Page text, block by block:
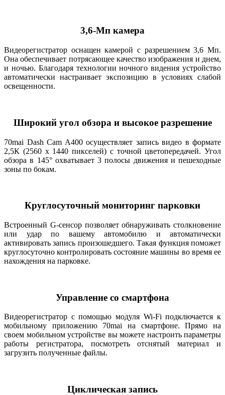
3,6-Мп камера
Видеорегистратор оснащен камерой с разрешением 3,6 Мп.
Она обеспечивает потрясающее качество изображения и днем,
и ночью. Благодаря технологии ночного видения устройство
автоматически настраивает экспозицию в условиях слабой
освещенности.
Широкий угол обзора и высокое разрешение
70mai Dash Cam A400 осуществляет запись видео в формате
2,5К (2560 х 1440 пикселей) с точной цветопередачей. Угол
обзора в 145° охватывает 3 полосы движения и пешеходные
зоны по бокам.
Круглосуточный мониторинг парковки
Встроенный G-сенсор позволяет обнаруживать столкновение
или удар по вашему автомобилю и автоматически
активировать запись произошедшего. Такая функция поможет
круглосуточно контролировать состояние машины во время ее
нахождения на парковке.
Управление со смартфона
Видеорегистратор с помощью модуля Wi-Fi подключается к
мобильному приложению 70mai на смартфоне. Прямо на
своем мобильном устройстве вы можете настроить параметры
работы регистратора, посмотреть отснятый материал и
загрузить полученные файлы.
Циклическая запись